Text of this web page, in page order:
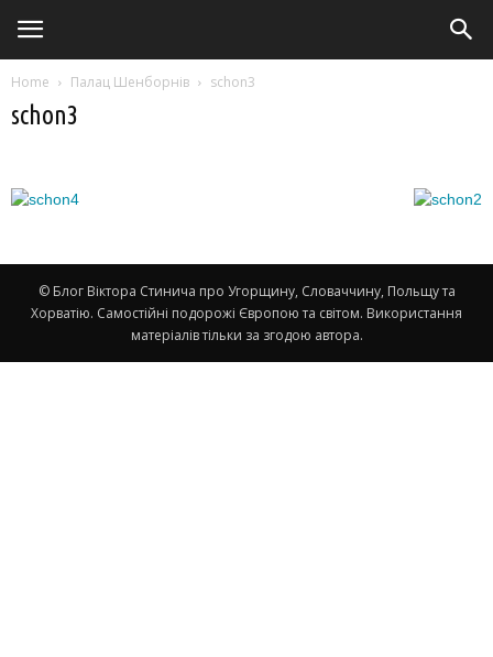
Home Палац Шенборнів schon3
schon3
© Блог Віктора Стинича про Угорщину, Словаччину, Польщу та
Хорватію. Самостійні подорожі Європою та світом. Використання
матеріалів тільки за згодою автора.